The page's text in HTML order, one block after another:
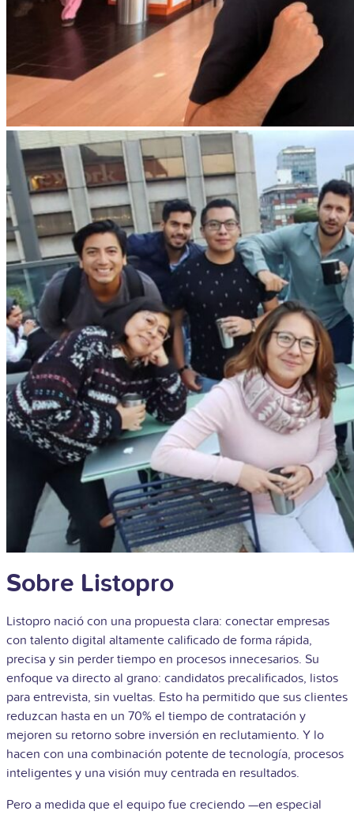
Sobre Listopro
Listopro nació con una propuesta clara: conectar empresas
con talento digital altamente calificado de forma rápida,
precisa y sin perder tiempo en procesos innecesarios. Su
enfoque va directo al grano: candidatos precalificados, listos
para entrevista, sin vueltas. Esto ha permitido que sus clientes
reduzcan hasta en un 70% el tiempo de contratación y
mejoren su retorno sobre inversión en reclutamiento. Y lo
hacen con una combinación potente de tecnología, procesos
inteligentes y una visión muy centrada en resultados.
Pero a medida que el equipo fue creciendo —en especial